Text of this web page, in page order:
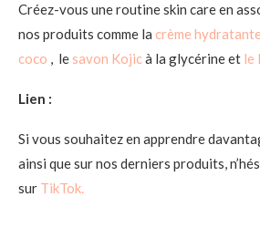
Créez-vous une routine skin care en
nos produits comme la crème
coco , lesavon Kojicà la glycérine et le
Lien :
Si vous souhaitez en apprendre
ainsi que sur nos derniers produits,
sur TikTok.